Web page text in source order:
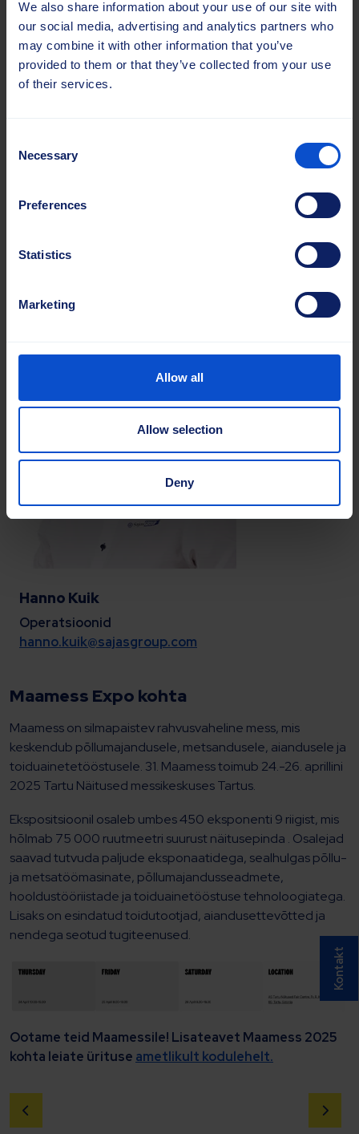
We also share information about your use of our site with
our social media, advertising and analytics partners who
may combine it with other information that you’ve
provided to them or that they’ve collected from your use
of their services.
Selection
Necessary
Preferences
Statistics
Marketing
Allow all
Allow selection
Deny
Lea Kuik
Teehooldus, põllumajandus- ja
Mob.+372 57 8780 99
Hanno Kuik
Operatsioonid
hanno.kuik@sajasgroup.com
Maamess Expo kohta
Maamess on silmapaistev rahvusvaheline mess, mis
keskendub põllumajandusele, metsandusele, aiandusele ja
toiduainetetööstusele. 31. Maamess toimub 24.-26. aprillini
2025 Tartu Näitused messikeskuses Tartus.
Ekspositsioonil osaleb umbes 450 eksponenti 9 riigist, mis
hõlmab 75 000 ruutmeetri suurust näitusepinda . Osalejad
saavad tutvuda paljude eksponaatidega, sealhulgas põllu-
ja metsatöömasinate, põllumajandusseadmete,
hooldustööriistade ja toiduainetööstuse tehnoloogiatega.
Lisaks on esindatud toidutootjad, aiandusettevõtted ja
nendega seotud tugiteenused.
Ootame teid Maamessile! Lisateavet Maamess 2025
kohta leiate ürituse ametlikult kodulehelt.
Kontakt